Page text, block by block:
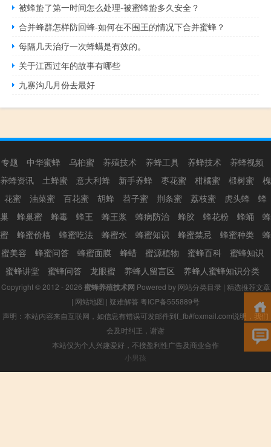
被蜂蛰了第一时间怎么处理-被蜜蜂蛰多久安全？
合并蜂群怎样防回蜂-如何在不围王的情况下合并蜜蜂？
每隔几天治疗一次蜂螨是有效的。
关于江西过年的故事有哪些
九寨沟几月份去最好
专题 中华蜜蜂 乌桕蜜 养殖技术 养蜂工具 养蜂技术
养蜂视频
养蜂资讯
土蜂蜜 意大利蜂 新手养蜂 枣花蜜 柑橘蜜 椴树蜜
槐
花蜜
油菜蜜 百花蜜 胡蜂 苕子蜜 荆条蜜 荔枝蜜 虎头蜂
蜂
巢
蜂巢蜜 蜂毒 蜂王 蜂王浆 蜂病防治 蜂胶 蜂花粉 蜂蛹
蜂
蜜
蜂蜜价格 蜂蜜吃法 蜂蜜水 蜂蜜知识 蜂蜜禁忌 蜂蜜种类
蜂
蜜美容
蜂蜜问答 蜂蜜面膜 蜂蜡 蜜源植物 蜜蜂百科
蜜蜂知识
蜜蜂讲堂
蜜蜂问答 龙眼蜜 养蜂人留言区 养蜂人蜜蜂知识分类
Copyright © 2012 - 2026 蜜蜂养殖技术网 Powered by 网站分类目录 | 精选推荐文章
| 网站地图 | 疑难解答 粤ICP备555889号
声明：本站内容来自互联网，如信息有错误可发邮件到f_fb#foxmail.com说明，我们
会及时纠正，谢谢
本站仅为个人兴趣爱好，不接盈利性广告及商业合作
小男孩